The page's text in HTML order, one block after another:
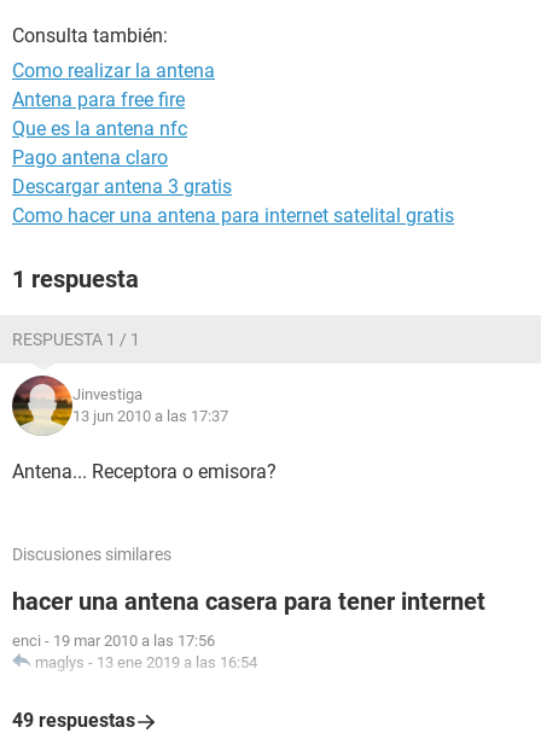
Consulta también:
Como realizar la antena
Antena para free fire
Que es la antena nfc
Pago antena claro
Descargar antena 3 gratis
Como hacer una antena para internet satelital gratis
1 respuesta
RESPUESTA 1 / 1
Jinvestiga
13 jun 2010 a las 17:37
Antena... Receptora o emisora?
Discusiones similares
hacer una antena casera para tener internet
enci - 19 mar 2010 a las 17:56
maglys - 13 ene 2019 a las 16:54
49 respuestas